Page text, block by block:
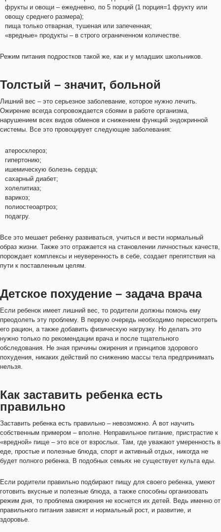
фрукты и овощи – ежедневно, по 5 порций (1 порция=1 фрукту или
овощу среднего размера);
пища только отварная, тушеная или запеченная;
«вредные» продукты – в строго ограниченном количестве.
Режим питания подростков такой же, как и у младших школьников.
Толстый – значит, больной
Лишний вес – это серьезное заболевание, которое нужно лечить.
Ожирение всегда сопровождается сбоями в работе организма,
нарушением всех видов обменов и снижением функций эндокринной
системы. Все это провоцирует следующие заболевания:
атеросклероз;
гипертонию;
ишемическую болезнь сердца;
сахарный диабет;
холелитиаз;
варикоз;
полиостеоартроз;
подагру.
Все это мешает ребенку развиваться, учиться и вести нормальный
образ жизни. Также это отражается на становлении личностных качеств,
порождает комплексы и неуверенность в себе, создает препятствия на
пути к поставленным целям.
Детское похудение – задача врача
Если ребенок имеет лишний вес, то родители должны помочь ему
преодолеть эту проблему. В первую очередь необходимо пересмотреть
его рацион, а также добавить физическую нагрузку. Но делать это
нужно только по рекомендации врача и после тщательного
обследования. Не зная причины ожирения и принципов здорового
похудения, никаких действий по снижению массы тела предпринимать
нельзя.
Как заставить ребенка есть
правильно
Заставить ребенка есть правильно – невозможно. А вот научить
собственным примером – вполне. Неправильное питание, пристрастие к
«вредной» пище – это все от взрослых. Там, где уважают умеренность в
еде, простые и полезные блюда, спорт и активный отдых, никогда не
будет полного ребенка. В подобных семьях не существует культа еды.
Если родители правильно подбирают пищу для своего ребенка, умеют
готовить вкусные и полезные блюда, а также способны организовать
режим дня, то проблема ожирения не коснется их детей. Ведь именно от
правильного питания зависят и нормальный рост, и развитие, и
здоровье.